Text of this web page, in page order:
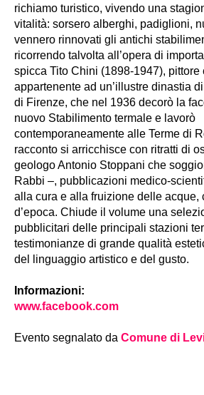
richiamo turistico, vivendo una
vitalità: sorsero alberghi, padiglioni,
vennero rinnovati gli antichi
ricorrendo talvolta all’opera di
spicca Tito Chini (1898-1947), pittore
appartenente ad un’illustre dinastia
di Firenze, che nel 1936 decorò la
nuovo Stabilimento termale e lavorò
contemporaneamente alle Terme di
racconto si arricchisce con ritratti di
geologo Antonio Stoppani che
Rabbi –, pubblicazioni medico-
alla cura e alla fruizione delle acque,
d’epoca. Chiude il volume una
pubblicitari delle principali stazioni
testimonianze di grande qualità
del linguaggio artistico e del gusto.
Informazioni:
www.facebook.com
Evento segnalato da Comune di